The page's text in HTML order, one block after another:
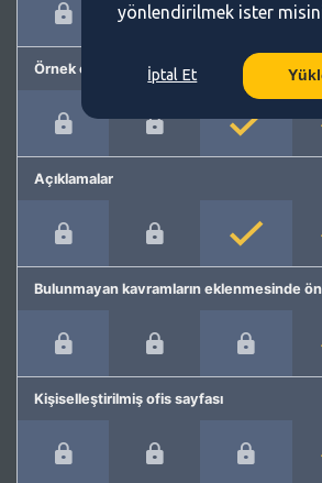
Örnek cümleler
Açıklamalar
Bulunmayan kavramların eklenmesinde
Kişiselleştirilmiş ofis sayfası
yönlendirilmek ister
İptal Et